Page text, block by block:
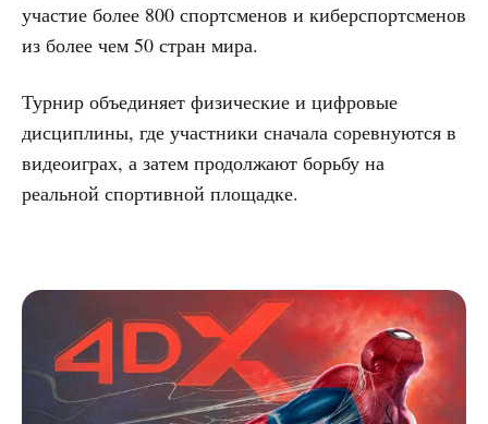
участие более 800 спортсменов и киберспортсменов
из более чем 50 стран мира.
Турнир объединяет физические и цифровые
дисциплины, где участники сначала соревнуются в
видеоиграх, а затем продолжают борьбу на
реальной спортивной площадке.